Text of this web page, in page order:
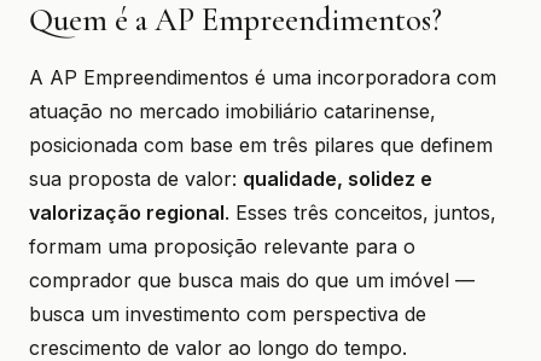
Quem é a AP Empreendimentos?
A AP Empreendimentos é uma incorporadora com
atuação no mercado imobiliário catarinense,
posicionada com base em três pilares que definem
sua proposta de valor: qualidade, solidez e
valorização regional. Esses três conceitos, juntos,
formam uma proposição relevante para o
comprador que busca mais do que um imóvel —
busca um investimento com perspectiva de
crescimento de valor ao longo do tempo.